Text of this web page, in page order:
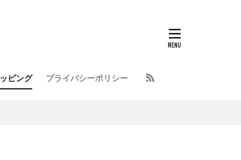
ピング プライバシーポリシー